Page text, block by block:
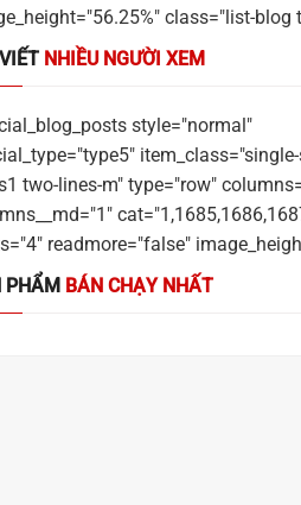
class="list-blog
NHIỀU NGƯỜI XEM
style="normal"
two-lines-m" type="row"
readmore="false"
PHẨM BÁN CHẠY NHẤT